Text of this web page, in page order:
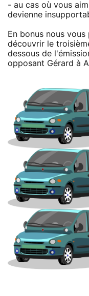
- au cas où vous
devienne
En bonus nous
découvrir le
dessous de
opposant Gérard à